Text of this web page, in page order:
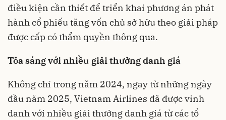
điều kiện cần thiết để triển khai phương án phát
hành cổ phiếu tăng vốn chủ sở hữu theo giải pháp
được cấp có thẩm quyền thông qua.
Tỏa sáng với nhiều giải thưởng danh giá
Không chỉ trong năm 2024, ngay từ những ngày
đầu năm 2025, Vietnam Airlines đã được vinh
danh với nhiều giải thưởng danh giá từ các tổ